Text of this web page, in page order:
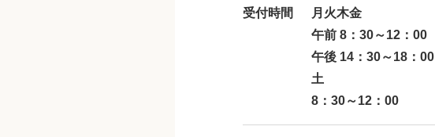
受付時間
月火木金
午前 8：30～12：00
午後 14：30～18：00
土
8：30～12：00